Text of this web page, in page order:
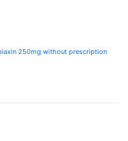
250mg without prescription